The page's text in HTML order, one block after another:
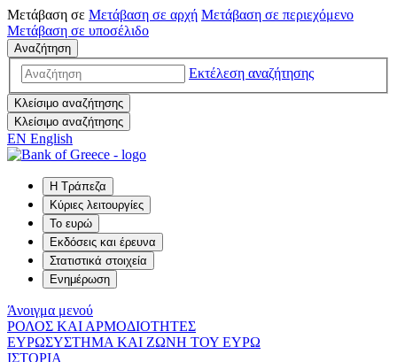
Μετάβαση σε Μετάβαση σε αρχή Μετάβαση σε περιεχόμενο
Μετάβαση σε υποσέλιδο
Αναζήτηση
Εκτέλεση αναζήτησης
Κλείσιμο αναζήτησης
Κλείσιμο αναζήτησης
EN English
Η Τράπεζα
Κύριες λειτουργίες
Το ευρώ
Εκδόσεις και έρευνα
Στατιστικά στοιχεία
Ενημέρωση
Άνοιγμα μενού
ΡΟΛΟΣ ΚΑΙ ΑΡΜΟΔΙΟΤΗΤΕΣ
ΕΥΡΩΣΥΣΤΗΜΑ ΚΑΙ ΖΩΝΗ ΤΟΥ ΕΥΡΩ
ΙΣΤΟΡΙΑ